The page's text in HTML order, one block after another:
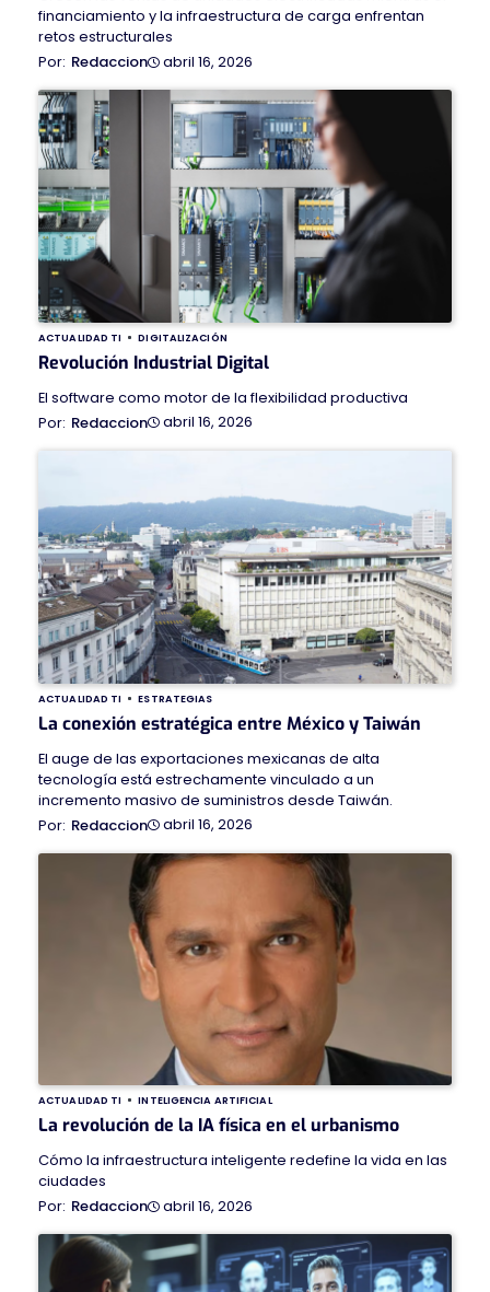
financiamiento y la infraestructura de carga enfrentan
retos estructurales
Redaccion
abril 16, 2026
ACTUALIDAD TI DIGITALIZACIÓN
Revolución Industrial Digital
El software como motor de la flexibilidad productiva
Redaccion
abril 16, 2026
ACTUALIDAD TI ESTRATEGIAS
La conexión estratégica entre México y Taiwán
El auge de las exportaciones mexicanas de alta
tecnología está estrechamente vinculado a un
incremento masivo de suministros desde Taiwán.
Redaccion
abril 16, 2026
ACTUALIDAD TI INTELIGENCIA ARTIFICIAL
La revolución de la IA física en el urbanismo
Cómo la infraestructura inteligente redefine la vida en las
ciudades
Redaccion
abril 16, 2026